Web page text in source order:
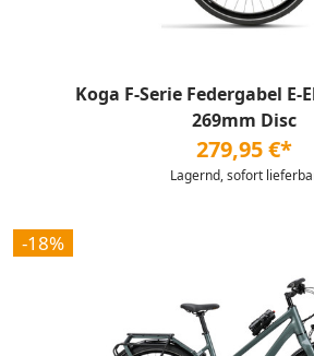
Koga F-Serie Federgabel E-
269mm Disc
279,95 €*
Lagernd, sofort
-18%